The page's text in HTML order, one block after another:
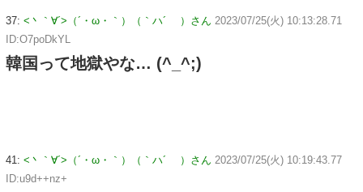
37: <丶｀∀´>（´・ω・｀）（｀ハ´ ）さん 2023/07/25(火) 10:13:28.71
ID:O7poDkYL
韓国って地獄やな… (^_^;)
41: <丶｀∀´>（´・ω・｀）（｀ハ´ ）さん 2023/07/25(火) 10:19:43.77
ID:u9d++nz+